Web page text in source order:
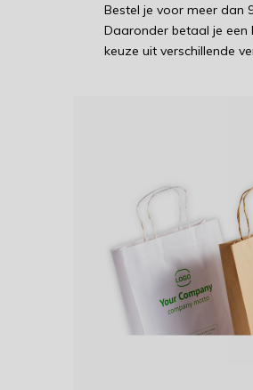
Bestel je voor meer dan
Daaronder betaal je een
keuze uit verschillende